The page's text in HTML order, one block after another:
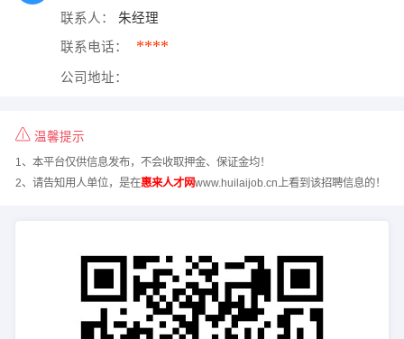
联系人： 朱经理
联系电话： ****
公司地址：
温馨提示
1、本平台仅供信息发布，不会收取押金、保证金均！
2、请告知用人单位，是在惠来人才网www.huilaijob.cn上看到该招聘信息的！